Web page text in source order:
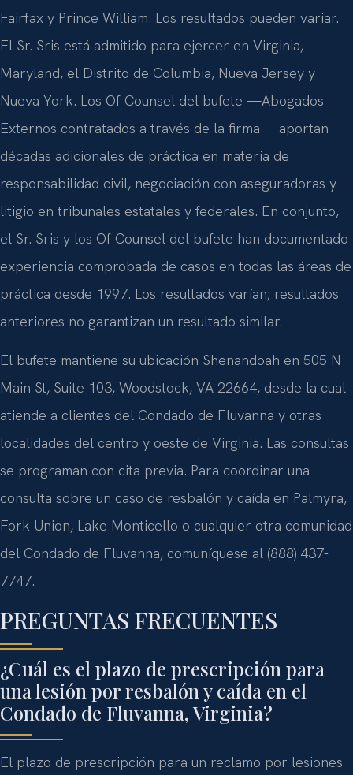
Fairfax y Prince William. Los resultados pueden variar.
El Sr. Sris está admitido para ejercer en Virginia,
Maryland, el Distrito de Columbia, Nueva Jersey y
Nueva York. Los Of Counsel del bufete —Abogados
Externos contratados a través de la firma— aportan
décadas adicionales de práctica en materia de
responsabilidad civil, negociación con aseguradoras y
litigio en tribunales estatales y federales. En conjunto,
el Sr. Sris y los Of Counsel del bufete han documentado
experiencia comprobada de casos en todas las áreas de
práctica desde 1997. Los resultados varían; resultados
anteriores no garantizan un resultado similar.
El bufete mantiene su ubicación Shenandoah en 505 N
Main St, Suite 103, Woodstock, VA 22664, desde la cual
atiende a clientes del Condado de Fluvanna y otras
localidades del centro y oeste de Virginia. Las consultas
se programan con cita previa. Para coordinar una
consulta sobre un caso de resbalón y caída en Palmyra,
Fork Union, Lake Monticello o cualquier otra comunidad
del Condado de Fluvanna, comuníquese al (888) 437-
7747.
PREGUNTAS FRECUENTES
¿Cuál es el plazo de prescripción para
una lesión por resbalón y caída en el
Condado de Fluvanna, Virginia?
El plazo de prescripción para un reclamo por lesiones